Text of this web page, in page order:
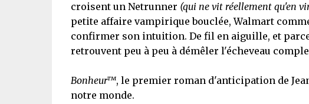
croisent un Netrunner (qui ne vit réellement qu'en
petite affaire vampirique bouclée, Walmart
confirmer son intuition. De fil en aiguille, et
retrouvent peu à peu à démêler l'écheveau
Bonheur™, le premier roman d'anticipation de
notre monde.